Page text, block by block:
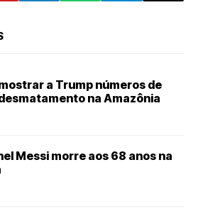
a Trump números de
na Amazônia
Messi morre aos 68 anos na